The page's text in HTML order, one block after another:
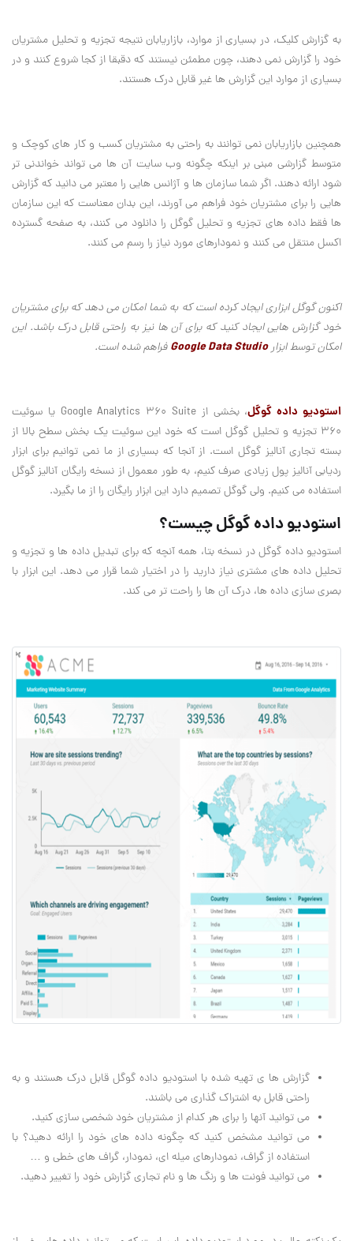
به گزارش کلیک، در بسیاری از موارد، بازاریابان نتیجه تجزیه و تحلیل مشتریان
خود را گزارش نمی دهند، چون مطمئن نیستند که دقبقا از کجا شروع کنند و در
بسیاری از موارد این گزارش ها غیر قابل درک هستند.
همچنین بازاریابان نمی توانند به راحتی به مشتریان کسب و کار های کوچک و
متوسط گزارشی مبنی بر اینکه چگونه وب سایت آن ها می تواند خواندنی تر
شود ارائه دهند. اگر شما سازمان ها و آژانس هایی را معتبر می دانید که گزارش
هایی را برای مشتریان خود فراهم می آورند، این بدان معناست که این سازمان
ها فقط داده های تجزیه و تحلیل گوگل را دانلود می کنند، به صفحه گسترده
اکسل منتقل می کنند و نمودارهای مورد نیاز را رسم می کنند.
اکنون گوگل ابزاری ایجاد کرده است که به شما امکان می دهد که برای مشتریان
خود گزارش هایی ایجاد کنید که برای آن ها نیز به راحتی قابل درک باشد. این
امکان توسط ابزارGoogle Data Studioفراهم شده است.
استودیو داده گوگل
، بخشی از Google Analytics 360 Suite یا سوئیت
۳۶۰ تجزیه و تحلیل گوگل است که خود این سوئیت یک بخش سطح بالا از
بسته تجاری آنالیز گوگل است. از آنجا که بسیاری از ما نمی توانیم برای ابزار
ردیابی آنالیز پول زیادی صرف کنیم، به طور معمول از نسخه رایگان آنالیز گوگل
استفاده می کنیم. ولی گوگل تصمیم دارد این ابزار رایگان را از ما بگیرد.
استودیو داده گوگل چیست؟
استودیو داده گوگل در نسخه بتا، همه آنچه که برای تبدیل داده ها و تجزیه و
تحلیل داده های مشتری نیاز دارید را در اختیار شما قرار می دهد. این ابزار با
بصری سازی داده ها، درک آن ها را راحت تر می کند.
گزارش ها ی تهیه شده با استودیو داده گوگل قابل درک هستند و به
راحتی قابل به اشتراک گذاری می باشند.
می توانید آنها را برای هر کدام از مشتریان خود شخصی سازی کنید.
می توانید مشخص کنید که چگونه داده های خود را ارائه دهید؟ با
استفاده از گراف، نمودارهای میله ای، نمودار، گراف های خطی و …
می توانید فونت ها و رنگ ها و نام تجاری گزارش خود را تغییر دهید.